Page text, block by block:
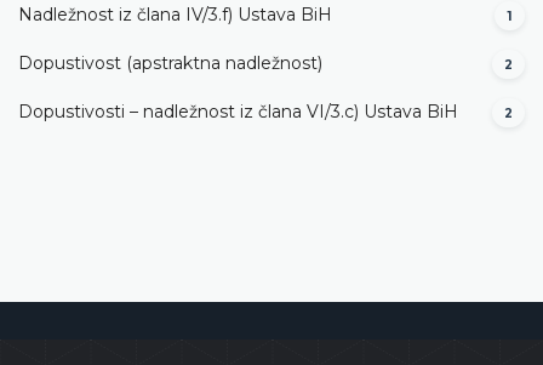
Nadležnost iz člana IV/3.f) Ustava BiH 1
Dopustivost (apstraktna nadležnost) 2
Dopustivosti – nadležnost iz člana VI/3.c) Ustava BiH 2